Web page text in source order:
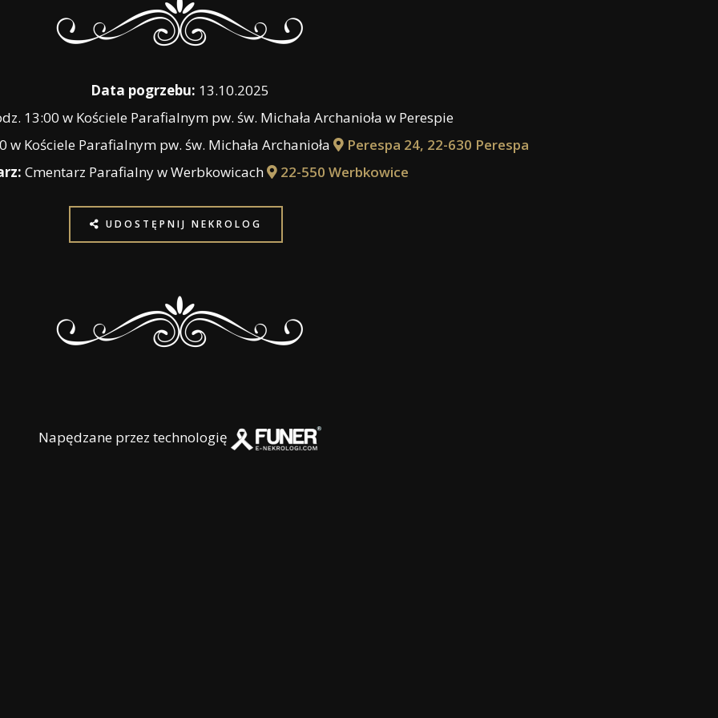
Data pogrzebu: 13.10.2025
13:00 w Kościele Parafialnym pw. św. Michała Archanioła w Perespie
w Kościele Parafialnym pw. św. Michała Archanioła
Perespa 24, 22-630 Perespa
Cmentarz Parafialny w Werbkowicach 22-550 Werbkowice
UDOSTĘPNIJ NEKROLOG
Napędzane przez technologię